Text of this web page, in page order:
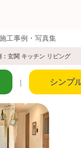
工事例・写真集
｜ シンプ